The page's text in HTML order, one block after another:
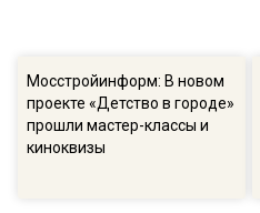
Мосстройинформ: В новом
проекте «Детство в городе»
прошли мастер-классы и
киноквизы